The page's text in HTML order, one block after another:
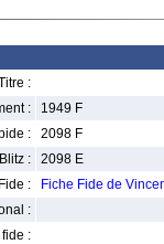
:
:
1949 F
:
2098 F
Blitz :
2098 E
:
Fiche Fide de
:
: